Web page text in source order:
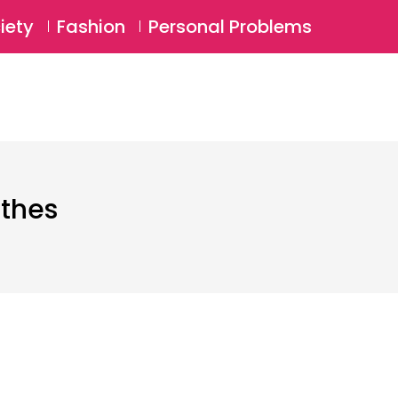
Login ⚲
Fashion Personal Problems